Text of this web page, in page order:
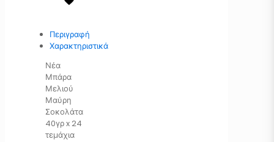
Περιγραφή
Χαρακτηριστικά
Νέα
Μπάρα
Μελιού
Μαύρη
Σοκολάτα
40γρ x 24
τεμάχια